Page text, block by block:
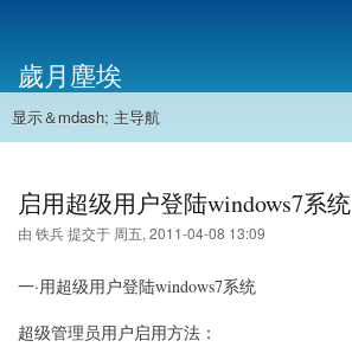
主
内
帐
户
菜
歲月塵埃
主显示＆mdash; 主导航
启用超级用户登陆windows7系统
由 铁兵提交于 周五, 2011-04-08 13:09
一·用超级用户登陆windows7系统
超级管理员用户启用方法：